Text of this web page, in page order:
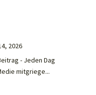
2026
- Jeden Dag
mitgriege...